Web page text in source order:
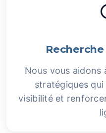
Nous vous aidons
stratégiques
visibilité et